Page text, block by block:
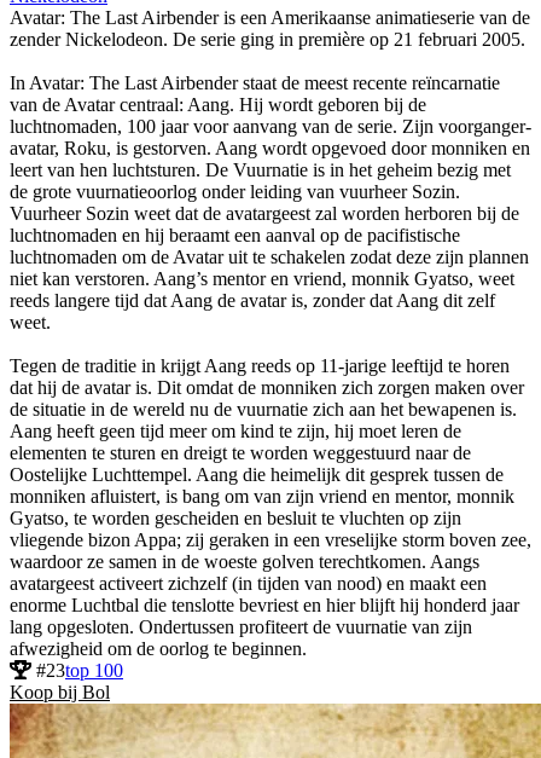
Avatar: The Last Airbender is een Amerikaanse animatieserie van de
zender Nickelodeon. De serie ging in première op 21 februari 2005.
In Avatar: The Last Airbender staat de meest recente reïncarnatie
van de Avatar centraal: Aang. Hij wordt geboren bij de
luchtnomaden, 100 jaar voor aanvang van de serie. Zijn voorganger-
avatar, Roku, is gestorven. Aang wordt opgevoed door monniken en
leert van hen luchtsturen. De Vuurnatie is in het geheim bezig met
de grote vuurnatieoorlog onder leiding van vuurheer Sozin.
Vuurheer Sozin weet dat de avatargeest zal worden herboren bij de
luchtnomaden en hij beraamt een aanval op de pacifistische
luchtnomaden om de Avatar uit te schakelen zodat deze zijn plannen
niet kan verstoren. Aang’s mentor en vriend, monnik Gyatso, weet
reeds langere tijd dat Aang de avatar is, zonder dat Aang dit zelf
weet.
Tegen de traditie in krijgt Aang reeds op 11-jarige leeftijd te horen
dat hij de avatar is. Dit omdat de monniken zich zorgen maken over
de situatie in de wereld nu de vuurnatie zich aan het bewapenen is.
Aang heeft geen tijd meer om kind te zijn, hij moet leren de
elementen te sturen en dreigt te worden weggestuurd naar de
Oostelijke Luchttempel. Aang die heimelijk dit gesprek tussen de
monniken afluistert, is bang om van zijn vriend en mentor, monnik
Gyatso, te worden gescheiden en besluit te vluchten op zijn
vliegende bizon Appa; zij geraken in een vreselijke storm boven zee,
waardoor ze samen in de woeste golven terechtkomen. Aangs
avatargeest activeert zichzelf (in tijden van nood) en maakt een
enorme Luchtbal die tenslotte bevriest en hier blijft hij honderd jaar
lang opgesloten. Ondertussen profiteert de vuurnatie van zijn
afwezigheid om de oorlog te beginnen.
#23top 100
Koop bij Bol